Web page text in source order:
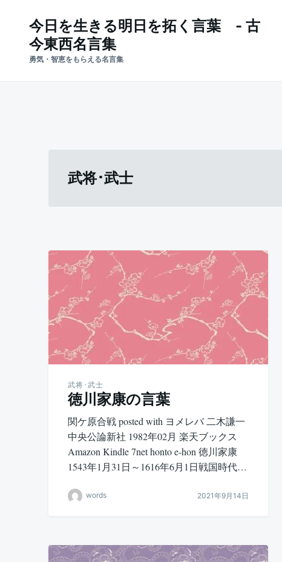
content
for:
今日を生きる明日を拓く言葉 - 古
今東西名言集
勇気・智恵をもらえる名言集
武将･武士
武将･武士
徳川家康の言葉
関ケ原合戦 posted with ヨメレバ 二木謙一
中央公論新社 1982年02月 楽天ブックス
Amazon Kindle 7net honto e-hon 徳川家康
1543年1月31日～1616年6月1日戦国時代…
words 2021年9月14日